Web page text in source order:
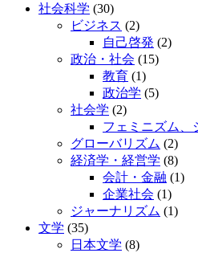
社会科学 (30)
ビジネス (2)
自己啓発 (2)
政治・社会 (15)
教育 (1)
政治学 (5)
社会学 (2)
フェミニズム、
グローバリズム (2)
経済学・経営学 (8)
会計・金融 (1)
企業社会 (1)
ジャーナリズム (1)
文学 (35)
日本文学 (8)